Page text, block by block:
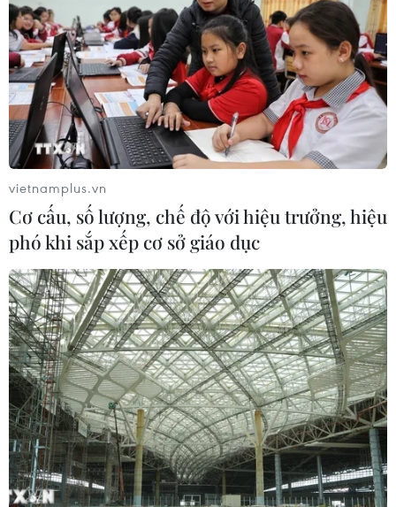
Xem thêm
CƠ QUAN CHỦ QUẢN: THÔNG TẤN XÃ VIỆT NAM
Tổng Biên tập: TRẦN TIẾN DUẨN
Phó Tổng Biên tập: NGUYỄN THỊ TÁM, KHÚC THANH
THỦY
Sở hữu trí tuệ
Quy định sử dụng
RSS
Hỗ trợ
Ngôn ngữ
TTXVN
Dịch vụ tin
Quảng cáo
Liên hệ
vietnamplus.vn
Cơ cấu, số lượng, chế độ với hiệu trưởng, hiệu
phó khi sắp xếp cơ sở giáo dục